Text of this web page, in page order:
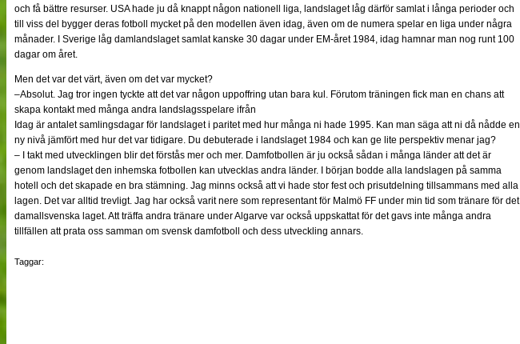
och få bättre resurser. USA hade ju då knappt någon nationell liga, landslaget låg därför samlat i långa perioder och
till viss del bygger deras fotboll mycket på den modellen även idag, även om de numera spelar en liga under några
månader. I Sverige låg damlandslaget samlat kanske 30 dagar under EM-året 1984, idag hamnar man nog runt 100
dagar om året.
Men det var det värt, även om det var mycket?
–Absolut. Jag tror ingen tyckte att det var någon uppoffring utan bara kul. Förutom träningen fick man en chans att
skapa kontakt med många andra landslagsspelare ifrån
Idag är antalet samlingsdagar för landslaget i paritet med hur många ni hade 1995. Kan man säga att ni då nådde en
ny nivå jämfört med hur det var tidigare. Du debuterade i landslaget 1984 och kan ge lite perspektiv menar jag?
– I takt med utvecklingen blir det förstås mer och mer. Damfotbollen är ju också sådan i många länder att det är
genom landslaget den inhemska fotbollen kan utvecklas andra länder. I början bodde alla landslagen på samma
hotell och det skapade en bra stämning. Jag minns också att vi hade stor fest och prisutdelning tillsammans med alla
lagen. Det var alltid trevligt. Jag har också varit nere som representant för Malmö FF under min tid som tränare för det
damallsvenska laget. Att träffa andra tränare under Algarve var också uppskattat för det gavs inte många andra
tillfällen att prata oss samman om svensk damfotboll och dess utveckling annars.
Taggar: